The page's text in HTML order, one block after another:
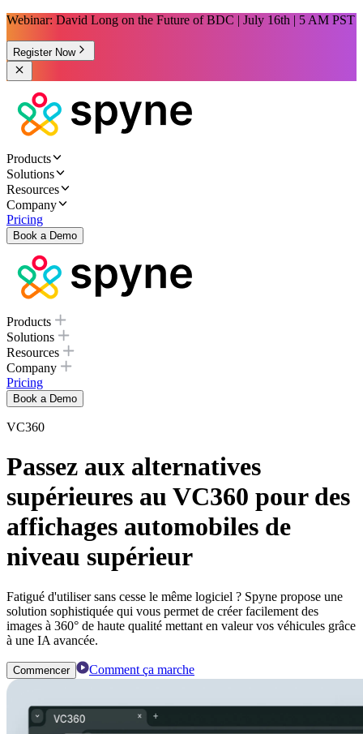
Webinar: David Long on the Future of BDC | July 16th | 5 AM PST
Register Now
Products
Solutions
Resources
Company
Pricing
Book a Demo
Products
Solutions
Resources
Company
Pricing
Book a Demo
VC360
Passez aux alternatives
supérieures au VC360 pour des
affichages automobiles de
niveau supérieur
Fatigué d'utiliser sans cesse le même logiciel ? Spyne propose une
solution sophistiquée qui vous permet de créer facilement des
images à 360° de haute qualité mettant en valeur vos véhicules grâce
à une IA avancée.
Commencer Comment ça marche